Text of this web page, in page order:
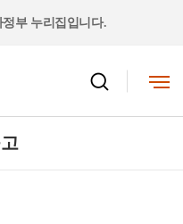
부 누리집입니다.